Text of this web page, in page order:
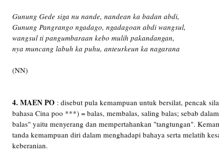
Gunung Gede siga nu nande, nandean ka badan abdi,
Gunung Pangrango ngadago, ngadagoan abdi wangsul,
wangsul ti pangumbaraan kebo mulih pakandangan,
nya muncang labuh ka puhu, anteurkeun ka nagarana
(NN)
4. MAEN PO : disebut pula kemampuan untuk bersilat, pencak
bahasa Cina poo ***) = balas, membalas, saling balas; sebab
balas" yaitu menyerang dan mempertahankan "tangtungan".
tanda kemampuan diri dalam menghadapi bahaya serta melatih
keberanian.